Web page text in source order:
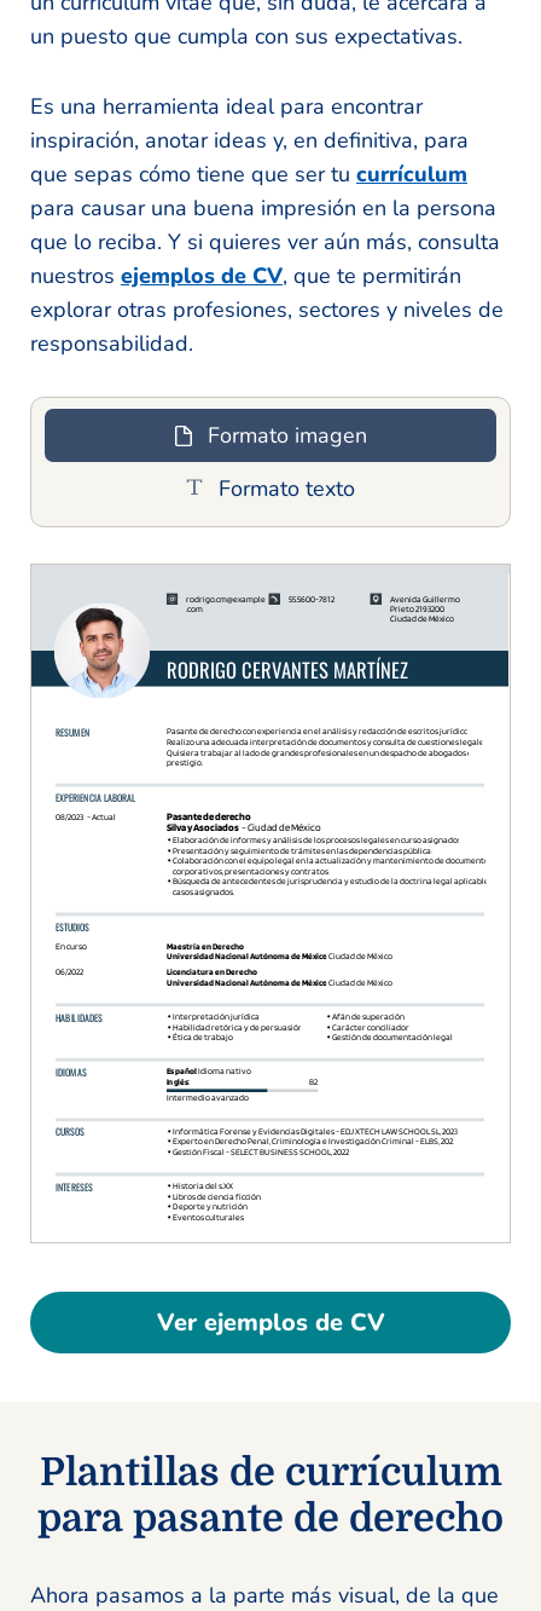
un puesto que cumpla con sus expectativas.
Es una herramienta ideal para encontrar
inspiración, anotar ideas y, en definitiva, para
que sepas cómo tiene que ser tu currículum
para causar una buena impresión en la persona
que lo reciba. Y si quieres ver aún más, consulta
nuestros ejemplos de CV, que te permitirán
explorar otras profesiones, sectores y niveles de
responsabilidad.
Formato imagen
Formato texto
Ver ejemplos de CV
Plantillas de currículum
para pasante de derecho
Ahora pasamos a la parte más visual, de la que